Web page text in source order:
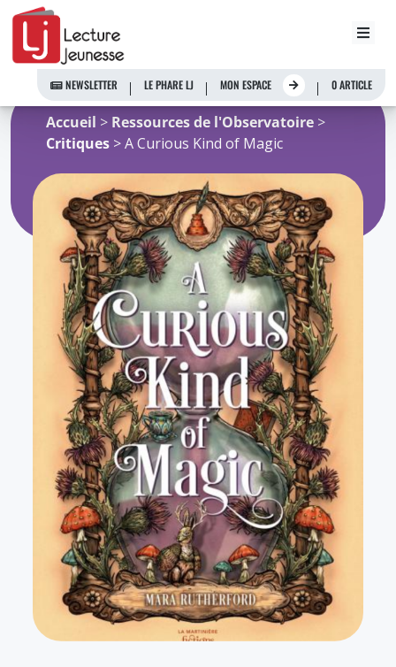
Aller
contenu
NEWSLETTER LE PHARE LJ MON ESPACE 0 ARTICLE
Accueil > Ressources de l'Observatoire >
Critiques > A Curious Kind of Magic